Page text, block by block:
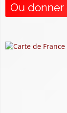
Ou donner